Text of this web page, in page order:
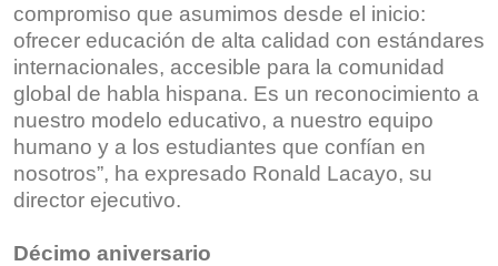
compromiso que asumimos desde el inicio:
ofrecer educación de alta calidad con estándares
internacionales, accesible para la comunidad
global de habla hispana. Es un reconocimiento a
nuestro modelo educativo, a nuestro equipo
humano y a los estudiantes que confían en
nosotros”, ha expresado Ronald Lacayo, su
director ejecutivo.
Décimo aniversario